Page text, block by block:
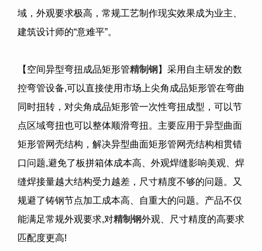
域，外观要求极高，常规工艺制作现实效果成为业主、
建筑设计师的“意难平”。
【空间异型弯扭 成品矩形管精制钢 】采用自主研发的数
控弯管设备,可以直接使用市场上尖角成品矩形管在弯曲
同时扭转，对尖角成品矩形管一次性弯扭成型，可以节
点区域弯扭也可以整体顺滑弯扭。主要应用于异型曲面
矩形管网壳结构，解决异型曲面矩形管网壳结构相贯错
口问题,避免了板拼箱体成本高、外观焊缝影响美观、焊
缝焊接量越大结构受力越差，尺寸精度不够的问题。又
规避了铸钢节点加工成本高、自重大的问题。产品不仅
能满足常规外观要求,对精制钢外观、尺寸精度的高要求
匹配度更高!